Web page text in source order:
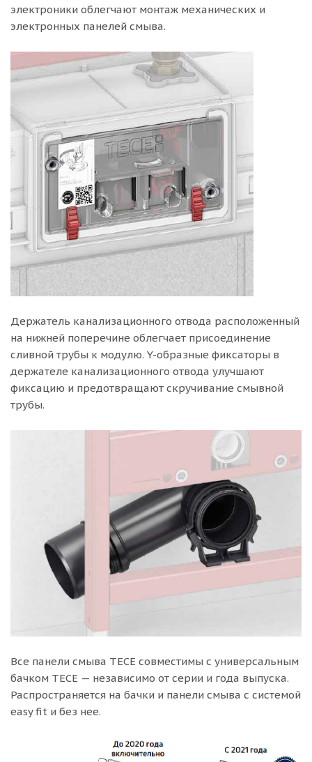
электроники облегчают монтаж механических и
электронных панелей смыва.
Держатель канализационного отвода расположенный
на нижней поперечине облегчает присоединение
сливной трубы к модулю. Y-образные фиксаторы в
держателе канализационного отвода улучшают
фиксацию и предотвращают скручивание смывной
трубы.
Все панели смыва TECE совместимы с универсальным
бачком TECE — независимо от серии и года выпуска.
Распространяется на бачки и панели смыва с системой
easy fit и без нее.